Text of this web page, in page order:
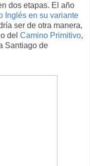
dos etapas. El año
Inglés en su variante
ser de otra manera,
del Camino Primitivo,
Santiago de